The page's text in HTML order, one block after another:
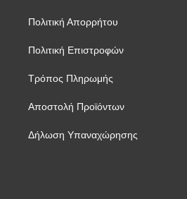
Πολιτική Απορρήτου
Πολιτική Επιστροφών
Τρόπος Πληρωμής
Αποστολή Προϊόντων
Δήλωση Υπαναχώρησης